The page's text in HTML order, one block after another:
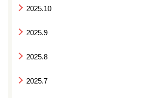
2025.10
2025.9
2025.8
2025.7